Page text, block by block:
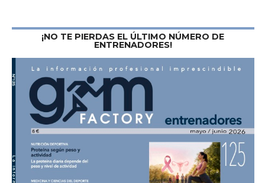
¡NO TE PIERDAS EL ÚLTIMO NÚMERO DE
ENTRENADORES!